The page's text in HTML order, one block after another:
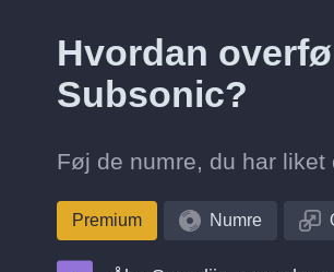
Hvordan
Subsonic?
Føj de numre, du har
Premium Numre